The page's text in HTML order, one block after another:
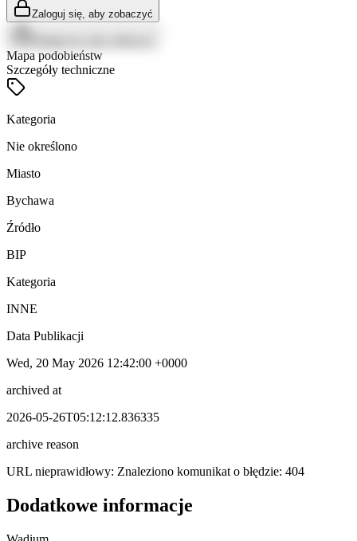
Zaloguj się, aby zobaczyć
Mapa podobieństw
Szczegóły techniczne
Kategoria
Nie określono
Miasto
Bychawa
Źródło
BIP
Kategoria
INNE
Data Publikacji
Wed, 20 May 2026 12:42:00 +0000
archived at
2026-05-26T05:12:12.836335
archive reason
URL nieprawidłowy: Znaleziono komunikat o błędzie: 404
Dodatkowe informacje